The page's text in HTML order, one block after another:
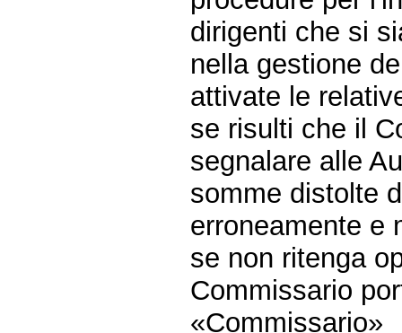
dirigenti che si
nella gestione
attivate le
se risulti che il
segnalare alle
somme distolte
erroneamente e
se non ritenga
Commissario
«Commissario»